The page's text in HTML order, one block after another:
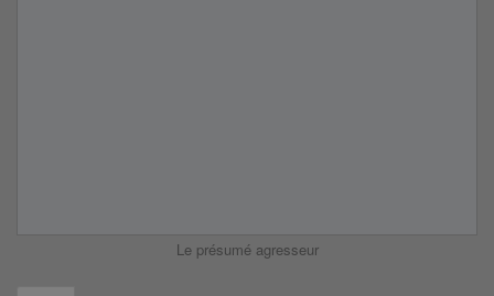
Le présumé agresseur